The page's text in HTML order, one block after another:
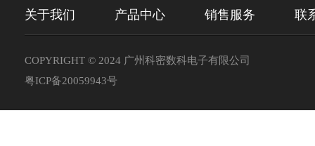
关于我们 产品中心 销售服务 联
COPYRIGHT © 2024 广州科密数科电子有限公司
粤ICP备20059943号